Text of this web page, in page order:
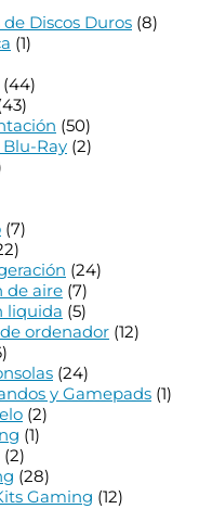
Discos Duros (8)
(1)
(44)
(50)
Blu-Ray (2)
(7)
(24)
de aire (7)
liquida (5)
ordenador (12)
(24)
y Gamepads (1)
(2)
(1)
(2)
(28)
Gaming (12)